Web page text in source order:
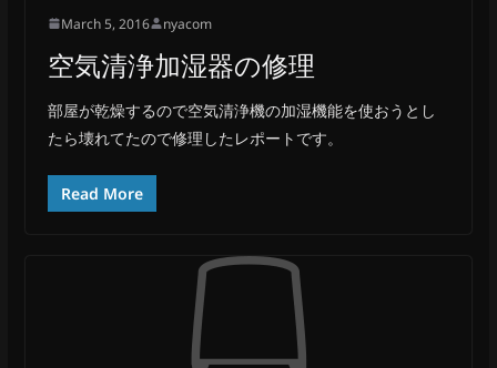
March 5, 2016 nyacom
空気清浄加湿器の修理
部屋が乾燥するので空気清浄機の加湿機能を使おうとし
たら壊れてたので修理したレポートです。
Read More